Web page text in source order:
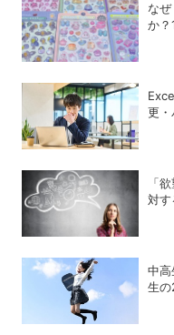
な
か
更
「
対す
中
生